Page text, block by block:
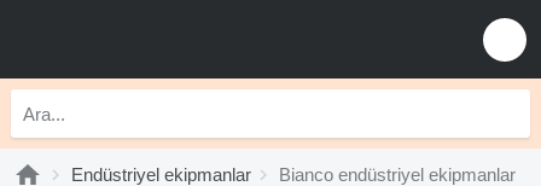
Endüstriyel ekipmanlar Bianco endüstriyel ekipmanlar